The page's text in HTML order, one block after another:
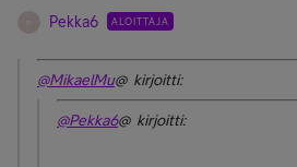
Pekka6 ALOITTAJA
@MikaelMu@ kirjoitti:
@Pekka6@ kirjoitti: